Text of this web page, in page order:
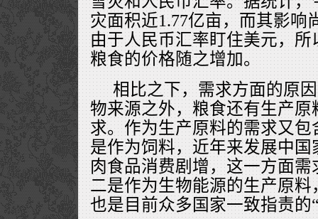
灾面积近1.77亿亩，而其影响
由于人民币汇率盯住美元，
粮食的价格随之增加。
相比之下，需求方面的原
物来源之外，粮食还有生产
求。作为生产原料的需求又
是作为饲料，近年来发展中
肉食品消费剧增，这一方面
二是作为生物能源的生产原
也是目前众多国家一致指责的